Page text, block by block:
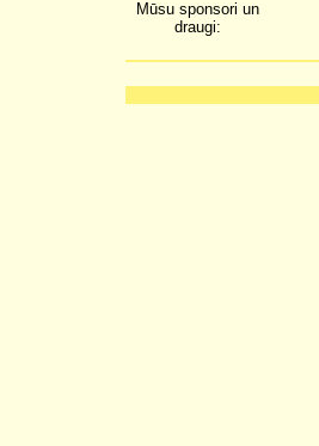
Mūsu sponsori un
draugi: